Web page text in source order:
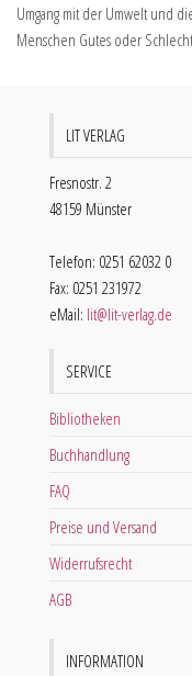
Umgang mit der Umwelt und
Menschen Gutes oder
LIT VERLAG
Fresnostr. 2
48159 Münster
Telefon: 0251 62032 0
Fax: 0251 231972
eMail: lit@lit-verlag.de
SERVICE
Bibliotheken
Buchhandlung
FAQ
Preise und Versand
Widerrufsrecht
AGB
INFORMATION